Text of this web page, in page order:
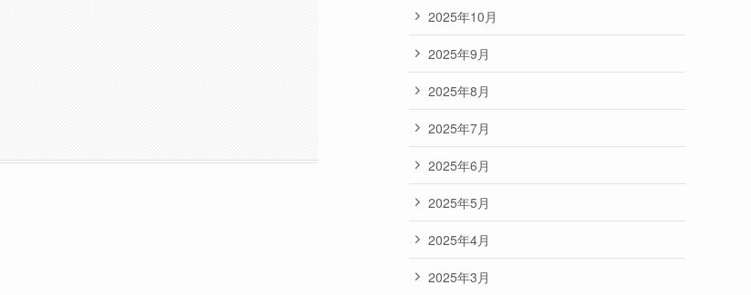
2025年10月
2025年9月
2025年8月
2025年7月
2025年6月
2025年5月
2025年4月
2025年3月